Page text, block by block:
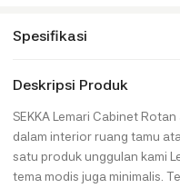
Spesifikasi
Deskripsi Produk
SEKKA Lemari Cabinet Rotan Jati Hadirkan kehangatan
dalam interior ruang tamu
satu produk unggulan kami
tema modis juga minimalis.